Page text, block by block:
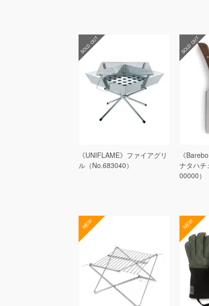
SOLD OUT
《UNIFLAME》ファイアグリ
ル（No.683040）
SOLD OUT
《
ナタハチ
00000）
NEW NEW